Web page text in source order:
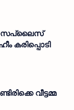
സപ്ലൈസ്
കരിപ്പൊടി
വീട്ടമ്മ